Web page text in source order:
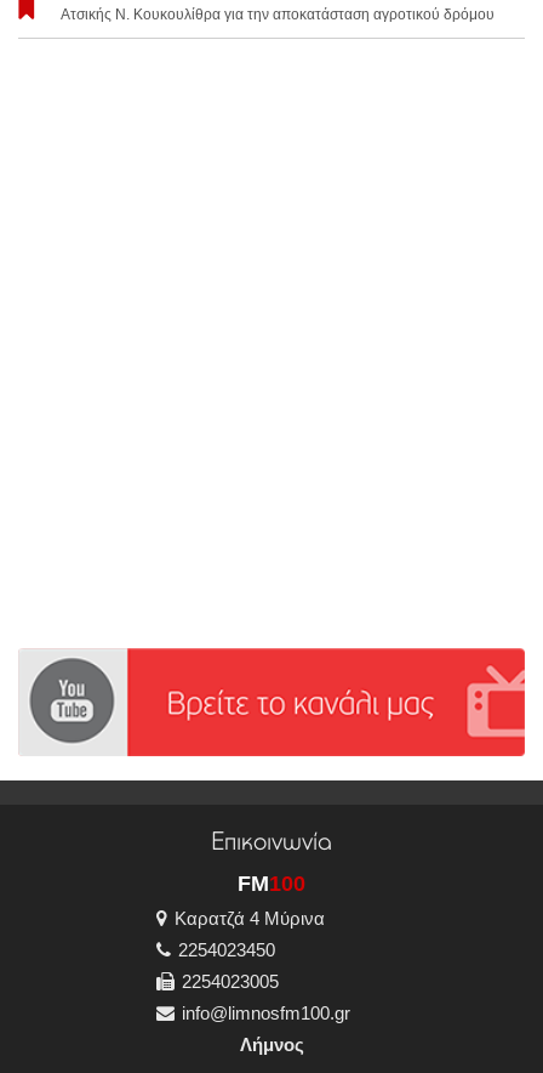
Ατσικής Ν. Κουκουλίθρα για την αποκατάσταση αγροτικού δρόμου
Επικοινωνία
FM100
Καρατζά 4 Μύρινα
2254023450
2254023005
info@limnosfm100.gr
Λήμνος